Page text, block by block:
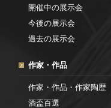
開催中の展示会
今後の展示会
過去の展示会
作家・作品
作家・作品・作家陶歴
酒盃百選